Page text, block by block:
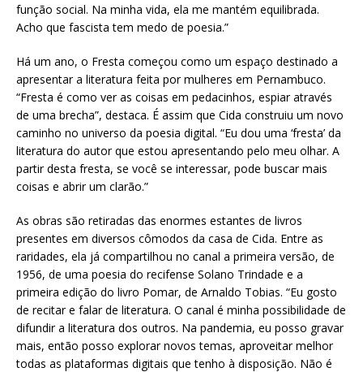
função social. Na minha vida, ela me mantém equilibrada.
Acho que fascista tem medo de poesia.”
Há um ano, o Fresta começou como um espaço destinado a
apresentar a literatura feita por mulheres em Pernambuco.
“Fresta é como ver as coisas em pedacinhos, espiar através
de uma brecha”, destaca. É assim que Cida construiu um novo
caminho no universo da poesia digital. “Eu dou uma ‘fresta’ da
literatura do autor que estou apresentando pelo meu olhar. A
partir desta fresta, se você se interessar, pode buscar mais
coisas e abrir um clarão.”
As obras são retiradas das enormes estantes de livros
presentes em diversos cômodos da casa de Cida. Entre as
raridades, ela já compartilhou no canal a primeira versão, de
1956, de uma poesia do recifense Solano Trindade e a
primeira edição do livro Pomar, de Arnaldo Tobias. “Eu gosto
de recitar e falar de literatura. O canal é minha possibilidade de
difundir a literatura dos outros. Na pandemia, eu posso gravar
mais, então posso explorar novos temas, aproveitar melhor
todas as plataformas digitais que tenho à disposição. Não é